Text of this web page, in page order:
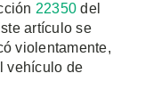
22350 del
artículo se
violentamente,
vehículo de